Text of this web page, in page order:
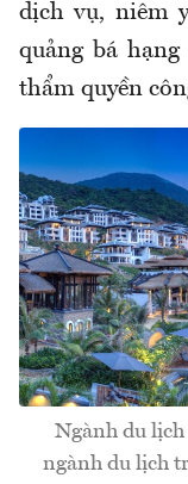
dịch vụ, niêm
quảng bá
thẩm quyền
Ngành du
ngành du lịch